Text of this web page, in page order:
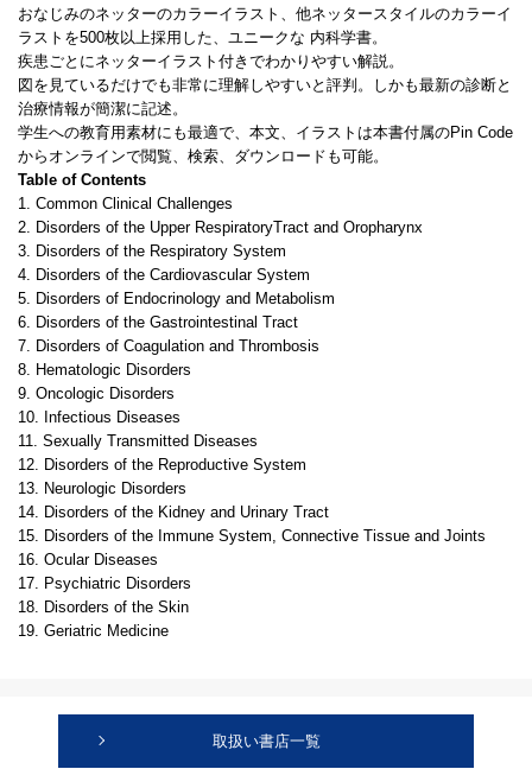
おなじみのネッターのカラーイラスト、他ネッタースタイルのカラーイ
ラストを500枚以上採用した、ユニークな 内科学書。
疾患ごとにネッターイラスト付きでわかりやすい解説。
図を見ているだけでも非常に理解しやすいと評判。しかも最新の診断と
治療情報が簡潔に記述。
学生への教育用素材にも最適で、本文、イラストは本書付属のPin Code
からオンラインで閲覧、検索、ダウンロードも可能。
Table of Contents
1. Common Clinical Challenges
2. Disorders of the Upper RespiratoryTract and Oropharynx
3. Disorders of the Respiratory System
4. Disorders of the Cardiovascular System
5. Disorders of Endocrinology and Metabolism
6. Disorders of the Gastrointestinal Tract
7. Disorders of Coagulation and Thrombosis
8. Hematologic Disorders
9. Oncologic Disorders
10. Infectious Diseases
11. Sexually Transmitted Diseases
12. Disorders of the Reproductive System
13. Neurologic Disorders
14. Disorders of the Kidney and Urinary Tract
15. Disorders of the Immune System, Connective Tissue and Joints
16. Ocular Diseases
17. Psychiatric Disorders
18. Disorders of the Skin
19. Geriatric Medicine
取扱い書店一覧